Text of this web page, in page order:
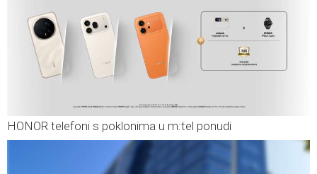
HONOR telefoni s poklonima u m:tel ponudi